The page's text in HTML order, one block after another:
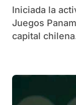
Iniciada la actividad competitiva en los XIX
Juegos
capital